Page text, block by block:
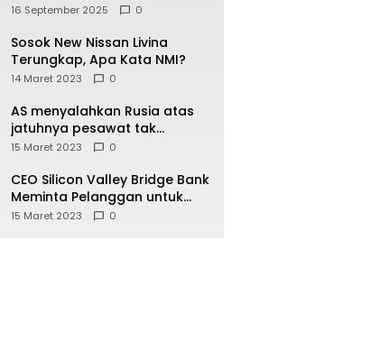
Tepat Sasaran, Bukan Hanya
16 September 2025 0
Sosok New Nissan Livina
Terungkap, Apa Kata NMI?
14 Maret 2023 0
AS menyalahkan Rusia atas
jatuhnya pesawat tak
berawak di Laut Hitam,
15 Maret 2023 0
CEO Silicon Valley Bridge Bank
Meminta Pelanggan untuk
menyetor ulang dana Mereka
15 Maret 2023 0